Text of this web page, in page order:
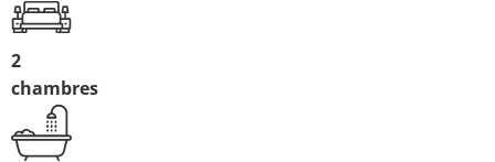
2
chambres